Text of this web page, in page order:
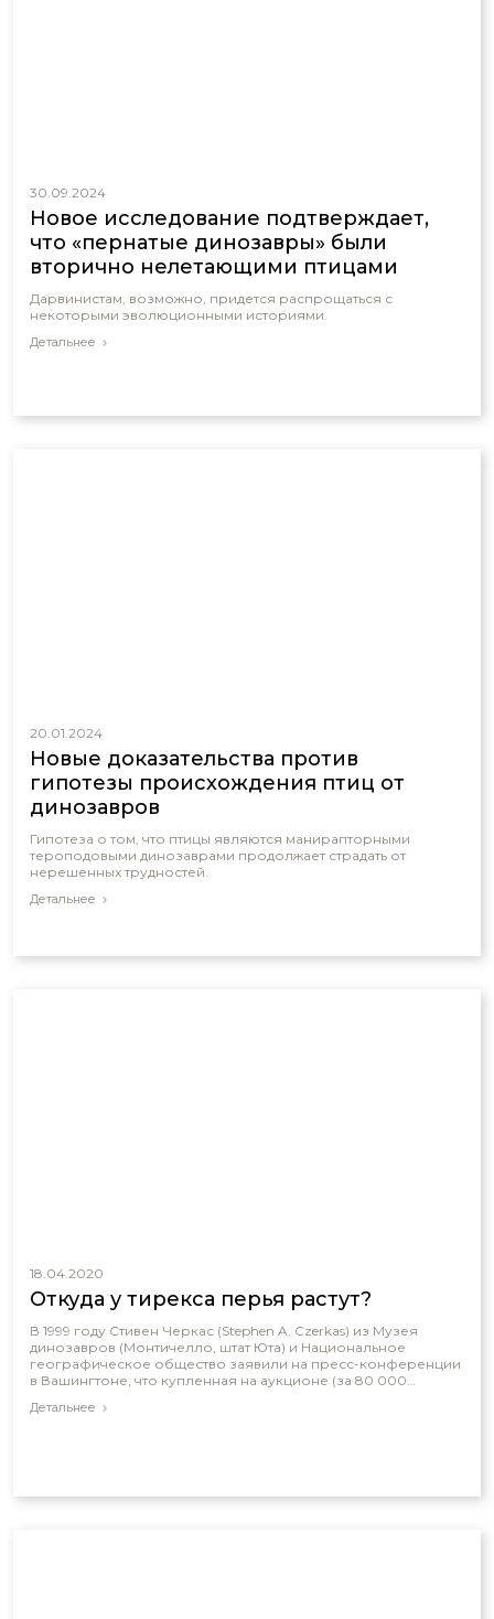
30.09.2024
Новое исследование подтверждает,
что «пернатые динозавры» были
вторично нелетающими птицами
Дарвинистам, возможно, придется распрощаться с
некоторыми эволюционными историями.
Детальнее
20.01.2024
Новые доказательства против
гипотезы происхождения птиц от
динозавров
Гипотеза о том, что птицы являются манирапторными
тероподовыми динозаврами продолжает страдать от
нерешенных трудностей.
Детальнее
18.04.2020
Откуда у тирекса перья растут?
В 1999 году Стивен Черкас (Stephen A. Czerkas) из Музея
динозавров (Монтичелло, штат Юта) и Национальное
географическое общество заявили на пресс-конференции
в Вашингтоне, что купленная на аукционе (за 80 000
«переходное звено между динозаврами и птицами». И это
мы можем теперь утверждать, что птицы – это динозавры.
Детальнее